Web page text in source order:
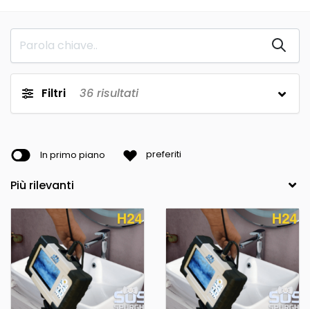
Filtri 36 risultati
In primo piano preferiti